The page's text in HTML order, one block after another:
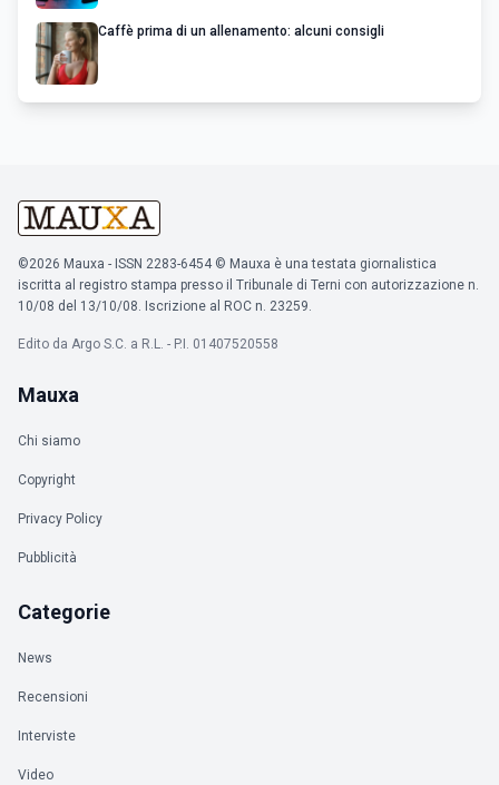
Caffè prima di un allenamento: alcuni consigli
©2026 Mauxa - ISSN 2283-6454 © Mauxa è una testata giornalistica
iscritta al registro stampa presso il Tribunale di Terni con autorizzazione n.
10/08 del 13/10/08. Iscrizione al ROC n. 23259.
Edito da Argo S.C. a R.L. - P.I. 01407520558
Mauxa
Chi siamo
Copyright
Privacy Policy
Pubblicità
Categorie
News
Recensioni
Interviste
Video